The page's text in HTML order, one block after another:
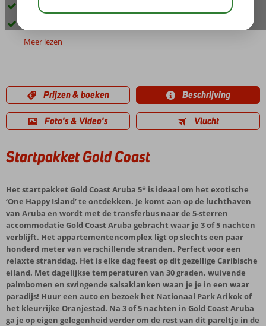
3 of 5 nachten Gold Coast, daarna op eigen gelegenheid
Meer lezen
Prijzen & boeken Beschrijving
Foto's & Video's Vlucht
Startpakket Gold Coast
Het startpakket Gold Coast Aruba 5* is ideaal om het exotische
‘One Happy Island’ te ontdekken. Je komt aan op de luchthaven
van Aruba en wordt met de transferbus naar de 5-sterren
accommodatie Gold Coast Aruba gebracht waar je 3 of 5 nachten
verblijft. Het appartementencomplex ligt op slechts een paar
honderd meter van verschillende stranden. Perfect voor een
relaxte stranddag. Het is elke dag feest op dit gezellige Caribische
eiland. Met dagelijkse temperaturen van 30 graden, wuivende
palmbomen en swingende salsaklanken waan je je in een waar
paradijs! Huur een auto en bezoek het Nationaal Park Arikok of
het kleurrijke Oranjestad. Na 3 of 5 nachten in Gold Coast Aruba
ga je op eigen gelegenheid verder om de rest van dit pareltje in de